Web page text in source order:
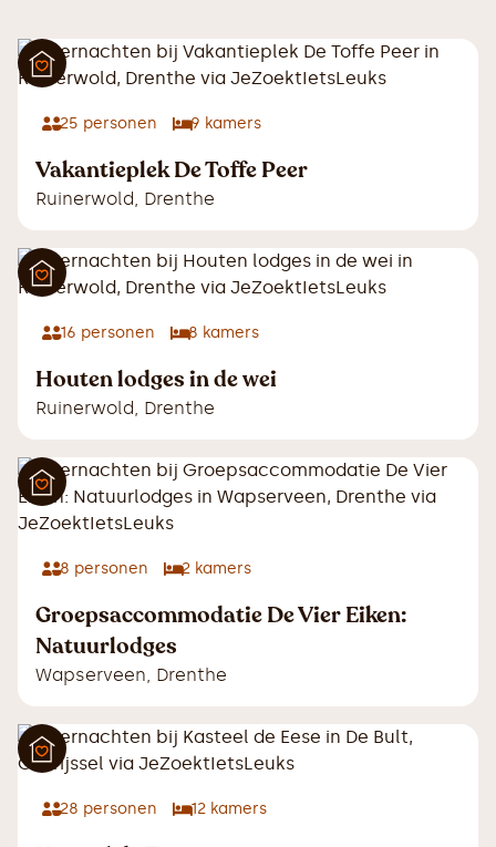
25 personen 9 kamers
Vakantieplek De Toffe Peer
Ruinerwold, Drenthe
16 personen 8 kamers
Houten lodges in de wei
Ruinerwold, Drenthe
8 personen 2 kamers
Groepsaccommodatie De Vier Eiken:
Natuurlodges
Wapserveen, Drenthe
28 personen 12 kamers